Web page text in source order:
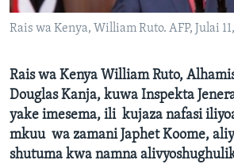
Rais wa Kenya, William Ruto. AFP, Julai
Rais wa Kenya William Ruto,
Douglas Kanja, kuwa Inspekta
yake imesema, ili kujaza nafasi
mkuu wa zamani Japhet Koome,
shutuma kwa namna